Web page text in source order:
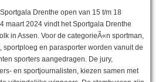
Drenthe open van 15 t/m 18
maart 2024 vindt het Sportgala Drenthe
in Assen. Voor de categorieÃ«n sportman,
sportploeg en parasporter worden vanuit de
sporters aangedragen. De jury,
en sportjournalisten, kiezen samen met